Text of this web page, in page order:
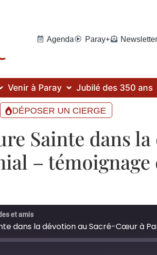
Agenda Paray+ Newsletter
Venir à Paray Jubilé des 350 ans
DÉPOSER UN CIERGE
Sainte dans
–
et amis